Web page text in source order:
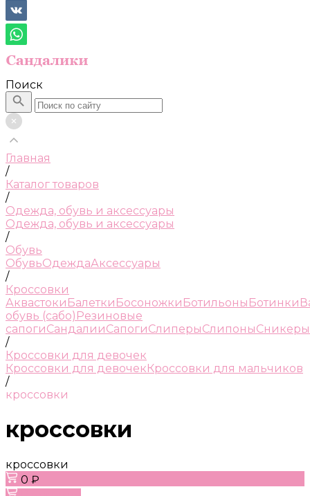
Поиск
Главная
/
Каталог товаров
/
Одежда, обувь и аксессуары
Одежда, обувь и аксессуары
/
Обувь
ОбувьОдеждаАксессуары
/
Кроссовки
Аквастоки Балетки Босоножки Ботильоны Ботинки
обувь (сабо) Резиновые
сапогиСандалииСапогиСлиперыСлипоныСникеры
/
Кроссовки для девочек
Кроссовки для девочекКроссовки для мальчиков
/
кроссовки
кроссовки
кроссовки
0 ₽